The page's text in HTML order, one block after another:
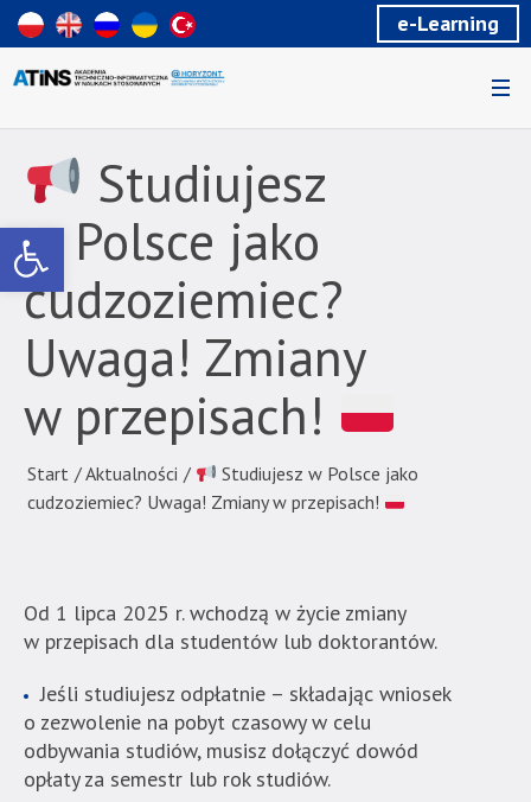
Wiadomość
dla
uzytkowników
ekranowychZnajdujesz
podstronie
Studiujesz
Polsce
jako
cudzoziemiec?
Uwaga!
Zmiany
Akademia
Techniczno-
Naukach
Stosowanych".
Strona
Otwórz pasek narzędzi
e-Learning
Studiujesz
w Polsce jako
cudzoziemiec?
Uwaga! Zmiany
w przepisach!
Start /Aktualności /
Studiujesz w Polsce jako
cudzoziemiec? Uwaga! Zmiany w przepisach!
Od 1 lipca 2025 r. wchodzą w życie zmiany
w przepisach dla studentów lub doktorantów.
Jeśli studiujesz odpłatnie – składając wniosek
o zezwolenie na pobyt czasowy w celu
odbywania studiów, musisz dołączyć dowód
opłaty za semestr lub rok studiów.